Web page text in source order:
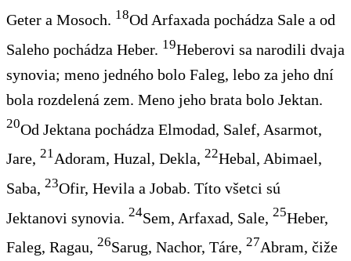
Geter a Mosoch. 18Od Arfaxada pochádza Sale a od
Saleho pochádza Heber. 19Heberovi sa narodili dvaja
synovia; meno jedného bolo Faleg, lebo za jeho dní
bola rozdelená zem. Meno jeho brata bolo Jektan.
20Od Jektana pochádza Elmodad, Salef, Asarmot,
Jare, 21Adoram, Huzal, Dekla, 22Hebal, Abimael,
Saba, 23Ofir, Hevila a Jobab. Títo všetci sú
Jektanovi synovia. 24Sem, Arfaxad, Sale, 25Heber,
Faleg, Ragau, 26Sarug, Nachor, Táre, 27Abram, čiže